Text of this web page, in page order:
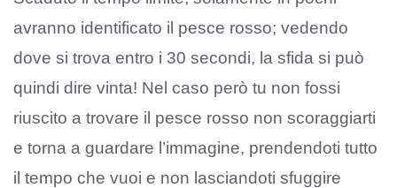
avranno identificato il pesce rosso; vedendo
dove si trova entro i 30 secondi, la sfida si può
quindi dire vinta! Nel caso però tu non fossi
riuscito a trovare il pesce rosso non scoraggiarti
e torna a guardare l’immagine, prendendoti tutto
il tempo che vuoi e non lasciandoti sfuggire